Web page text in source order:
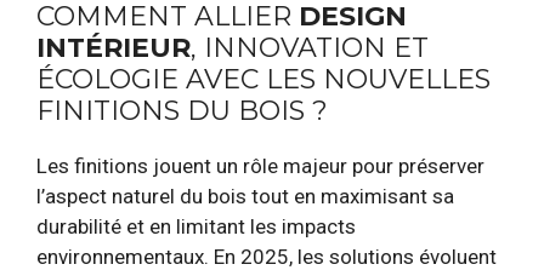
COMMENT ALLIER DESIGN
INTÉRIEUR, INNOVATION ET
ÉCOLOGIE AVEC LES NOUVELLES
FINITIONS DU BOIS ?
Les finitions jouent un rôle majeur pour préserver
l’aspect naturel du bois tout en maximisant sa
durabilité et en limitant les impacts
environnementaux. En 2025, les solutions évoluent